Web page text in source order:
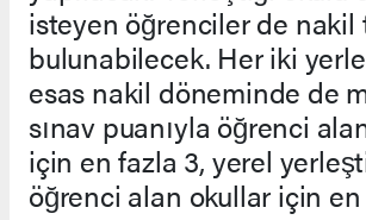
isteyen öğrenciler de
bulunabilecek. Her iki
esas nakil döneminde de
sınav puanıyla öğrenci
için en fazla 3, yerel
öğrenci alan okullar için en